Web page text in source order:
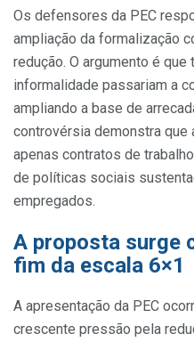
Os defensores da PEC
ampliação da formalização
redução. O argumento é
informalidade passariam a
ampliando a base de
controvérsia demonstra que
apenas contratos de
de políticas sociais
empregados.
A proposta surge
fim da escala 6×1
A apresentação da PEC
crescente pressão pela